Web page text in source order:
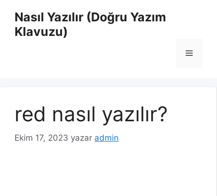
Nasıl Yazılır (Doğru Yazım
Klavuzu)
Menü
red nasıl yazılır?
Ekim 17, 2023 yazar admin